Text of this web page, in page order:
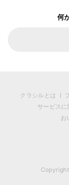
何
クラシルとは
サービス
お